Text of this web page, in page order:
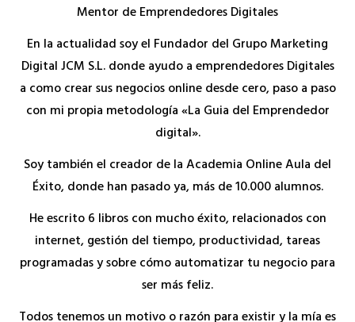
Mentor de Emprendedores Digitales
En la actualidad soy el Fundador del Grupo Marketing
Digital JCM S.L. donde ayudo a emprendedores Digitales
a como crear sus negocios online desde cero, paso a paso
con mi propia metodología «La Guia del Emprendedor
digital».
Soy también el creador de la Academia Online Aula del
Éxito, donde han pasado ya, más de 10.000 alumnos.
He escrito 6 libros con mucho éxito, relacionados con
internet, gestión del tiempo, productividad, tareas
programadas y sobre cómo automatizar tu negocio para
ser más feliz.